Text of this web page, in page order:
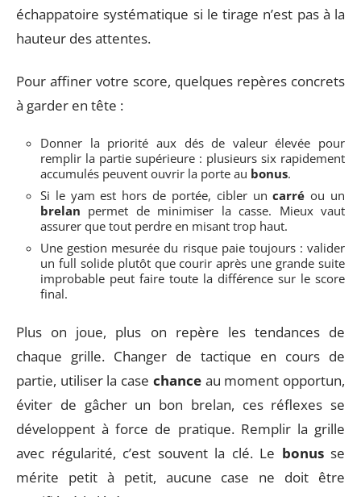
échappatoire systématique si le tirage n’est pas à la
hauteur des attentes.
Pour affiner votre score, quelques repères concrets
à garder en tête :
Donner la priorité aux dés de valeur élevée pour
remplir la partie supérieure : plusieurs six rapidement
accumulés peuvent ouvrir la porte au bonus.
Si le yam est hors de portée, cibler uncarré ou un
brelan permet de minimiser la casse. Mieux vaut
assurer que tout perdre en misant trop haut.
Une gestion mesurée du risque paie toujours : valider
un full solide plutôt que courir après une grande suite
improbable peut faire toute la différence sur le score
final.
Plus on joue, plus on repère les tendances de
chaque grille. Changer de tactique en cours de
partie, utiliser la case chanceau moment opportun,
éviter de gâcher un bon brelan, ces réflexes se
développent à force de pratique. Remplir la grille
avec régularité, c’est souvent la clé. Le bonusse
mérite petit à petit, aucune case ne doit être